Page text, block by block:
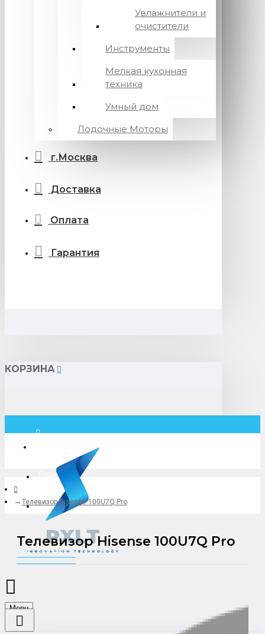
Увлажнители и
очистители
Инструменты
Мелкая кухонная
техника
Умный дом
Лодочные Моторы
г.Москва
Доставка
Оплата
Гарантия
КОРЗИНА
Логин
+79775619766
Menu
Телевизор Hisense 100U7Q Pro
Телевизор Hisense 100U7Q Pro